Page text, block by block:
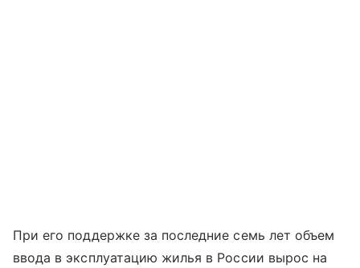
При его поддержке за последние семь лет объем
ввода в эксплуатацию жилья в России вырос на